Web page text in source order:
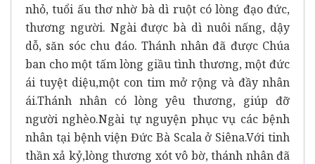
nhỏ, tuổi ấu thơ nhờ bà dì ruột có lòng đạo đức,
thương người. Ngài được bà dì nuôi nấng, dậy
dỗ, săn sóc chu đáo. Thánh nhân đã được Chúa
ban cho một tấm lòng giầu tình thương, một đức
ái tuyệt diệu,một con tim mở rộng và đầy nhân
ái.Thánh nhân có lòng yêu thương, giúp đỡ
người nghèo.Ngài tự nguyện phục vụ các bệnh
nhân tại bệnh viện Đức Bà Scala ở Siêna.Với tinh
thần xả kỷ,lòng thương xót vô bờ, thánh nhân đã